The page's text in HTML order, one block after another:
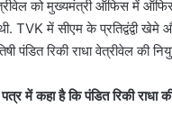
को मुख्यमंत्री ऑफिस में
TVK में सीएम के प्रतिद्वंद्वी
रिकी राधा वेत्रीवेल की
में कहा है कि पंडित रिकी राधा